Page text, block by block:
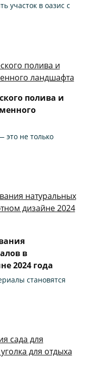
участок в оазис с
полива и
не только
в
2024 года
становятся